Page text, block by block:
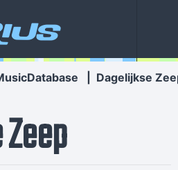
Dagelijkse